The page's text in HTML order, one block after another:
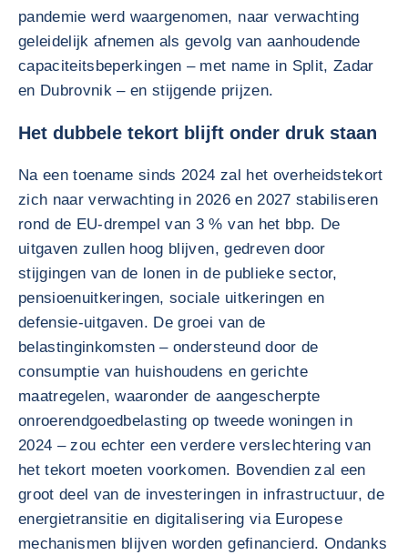
pandemie werd waargenomen, naar verwachting
geleidelijk afnemen als gevolg van aanhoudende
capaciteitsbeperkingen – met name in Split, Zadar
en Dubrovnik – en stijgende prijzen.
Het dubbele tekort blijft onder druk staan
Na een toename sinds 2024 zal het overheidstekort
zich naar verwachting in 2026 en 2027 stabiliseren
rond de EU-drempel van 3 % van het bbp. De
uitgaven zullen hoog blijven, gedreven door
stijgingen van de lonen in de publieke sector,
pensioenuitkeringen, sociale uitkeringen en
defensie-uitgaven. De groei van de
belastinginkomsten – ondersteund door de
consumptie van huishoudens en gerichte
maatregelen, waaronder de aangescherpte
onroerendgoedbelasting op tweede woningen in
2024 – zou echter een verdere verslechtering van
het tekort moeten voorkomen. Bovendien zal een
groot deel van de investeringen in infrastructuur, de
energietransitie en digitalisering via Europese
mechanismen blijven worden gefinancierd. Ondanks